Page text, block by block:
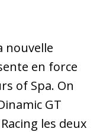
nouvelle
en force
of Spa. On
GT
les deux